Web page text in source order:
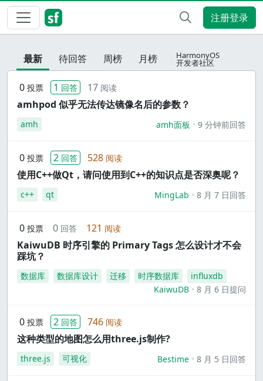
注册登录
最新 待回答 周榜 月榜 HarmonyOS
开发者社区
0 投票 1 回答 17 阅读
amhpod 似乎无法传达镜像名后的参数？
amh amh面板 9 分钟前回答
0 投票 2 回答 528 阅读
使用C++做Qt，请问使用到C++的知识点是否深奥呢？
c++ qt MingLab 8 月 7 日回答
0 投票 0 回答 121 阅读
KaiwuDB 时序引擎的 Primary Tags 怎么设计才不会
踩坑？
数据库 数据库设计 迁移 时序数据库
influxdb
KaiwuDB
8 月 6 日提问
0 投票 2 回答 746 阅读
这种类型的地图怎么用three.js制作?
three.js 可视化 Bestime 8 月 5 日回答